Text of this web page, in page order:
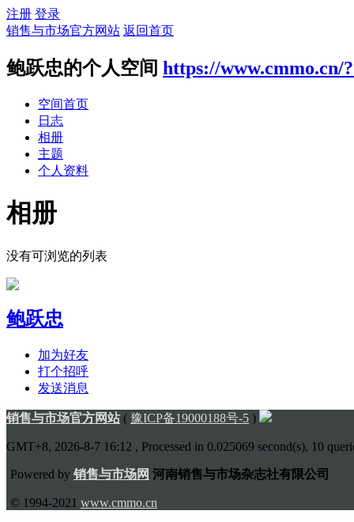
注册 登录
销售与市场官方网站 返回首页
鲍跃忠的个人空间 https://www.cmmo.cn/
空间首页
日志
相册
主题
个人资料
相册
没有可浏览的列表
鲍跃忠
加为好友
打个招呼
发送消息
销售与市场官方网站( 豫ICP备19000188号-5 )
GMT+8, 2026-8-7 16:12 , Processed in 0.025069 second(s), 10
Powered by 销售与市场网 河南销售与市场杂志社有限公司
© 1994-2021 www.cmmo.cn